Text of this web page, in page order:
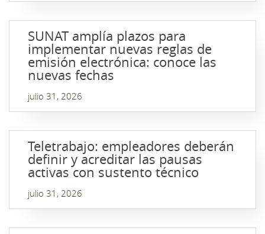
SUNAT amplía plazos para
implementar nuevas reglas de
emisión electrónica: conoce las
nuevas fechas
julio 31, 2026
Teletrabajo: empleadores deberán
definir y acreditar las pausas
activas con sustento técnico
julio 31, 2026